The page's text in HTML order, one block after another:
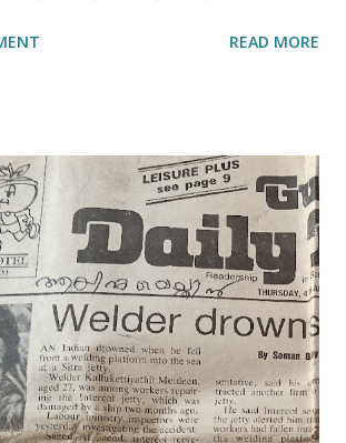
ഒരാൾ, തന്റെ ധനവും,
ചെയ്ത ഒരു വ്യക്തിത്വമായിരുന്നു
കോയ ഹാജിയുടേത്. 1951-ൽ മുസ്ലിം
മലപ്പുറം ജില്ലാ
അദ്ദേഹം. 1956-57 വർഷത്തിൽ
കോൺഗ്രസ്സ് കമ്മറ്റി സെക്രട്ടരിയായി
കേരള രാഷ്ട്രീയത്തിൽ കോഴിക്കോട്
പദവിയിലെത്തിയത് ഹാജിയുടെ
വയസ്സിലായിരുന്നു. ഇന്നത്തെ വയനാട്
ജില്ലയും കൂടിയ അതിവിശാലമായ
READ MORE